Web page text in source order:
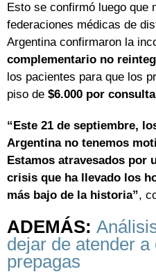
Esto se confirmó luego que
federaciones médicas de
Argentina confirmaron la
complementario no
los pacientes para que los
piso de $6.000 por
“Este 21 de septiembre,
Argentina no tenemos
Estamos atravesados por
crisis que ha llevado los
más bajo de la historia”,
ADEMÁS:
dejar de atender
prepagas